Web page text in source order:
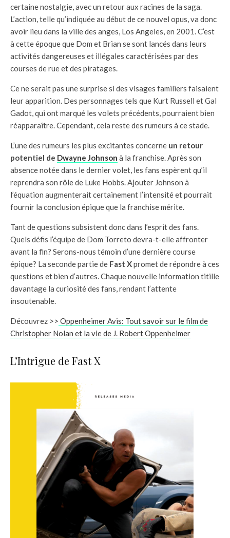
certaine nostalgie, avec un retour aux racines de la saga.
L’action, telle qu’indiquée au début de ce nouvel opus, va donc
avoir lieu dans la ville des anges, Los Angeles, en 2001. C’est
à cette époque que Dom et Brian se sont lancés dans leurs
activités dangereuses et illégales caractérisées par des
courses de rue et des piratages.
Ce ne serait pas une surprise si des visages familiers faisaient
leur apparition. Des personnages tels que Kurt Russell et Gal
Gadot, qui ont marqué les volets précédents, pourraient bien
réapparaître. Cependant, cela reste des rumeurs à ce stade.
L’une des rumeurs les plus excitantes concerne un retour
potentiel de Dwayne Johnson à la franchise. Après son
absence notée dans le dernier volet, les fans espèrent qu’il
reprendra son rôle de Luke Hobbs. Ajouter Johnson à
l’équation augmenterait certainement l’intensité et pourrait
fournir la conclusion épique que la franchise mérite.
Tant de questions subsistent donc dans l’esprit des fans.
Quels défis l’équipe de Dom Torreto devra-t-elle affronter
avant la fin? Serons-nous témoin d’une dernière course
épique? La seconde partie de Fast Xpromet de répondre à ces
questions et bien d’autres. Chaque nouvelle information titille
davantage la curiosité des fans, rendant l’attente
insoutenable.
Découvrez >> Oppenheimer Avis: Tout savoir sur le film de
Christopher Nolan et la vie de J. Robert Oppenheimer
L’Intrigue de Fast X